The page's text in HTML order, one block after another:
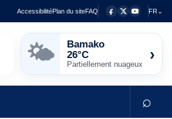
AccessibilitéPlan du siteFAQ FR⌄
🌤️
Bamako
26°C
Partiellement nuageux
›
⌕